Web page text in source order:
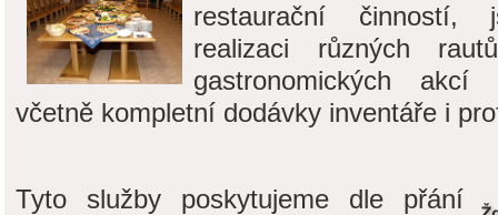
restaurační činností,
realizaci různých
gastronomických
včetně kompletní dodávky inventáře i
Tyto služby poskytujeme dle přání